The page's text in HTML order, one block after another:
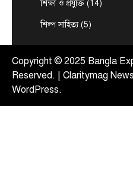
5
দিয়েছে
শিক্ষা ও প্রযুক্তি (14)
শিল্প সাহিত্য(5)
Copyright © 2025 Bangla
Reserved. | Claritymag
WordPress.